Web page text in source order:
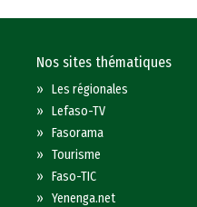
Nos sites thématiques
»Les régionales
»Lefaso-TV
»Fasorama
»Tourisme
»Faso-TIC
»Yenenga.net